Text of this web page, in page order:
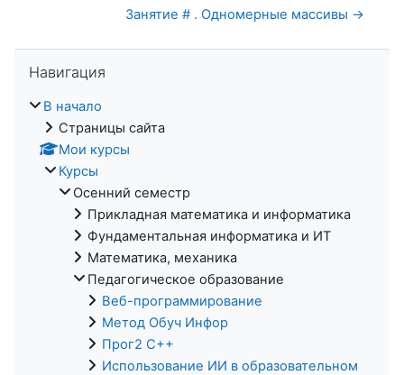
Занятие # . Одномерные массивы →
Навигация
В начало
Страницы сайта
Мои курсы
Курсы
Осенний семестр
Прикладная математика и информатика
Фундаментальная информатика и ИТ
Математика, механика
Педагогическое образование
Веб-программирование
Метод Обуч Инфор
Прог2 С++
Использование ИИ в образовательном